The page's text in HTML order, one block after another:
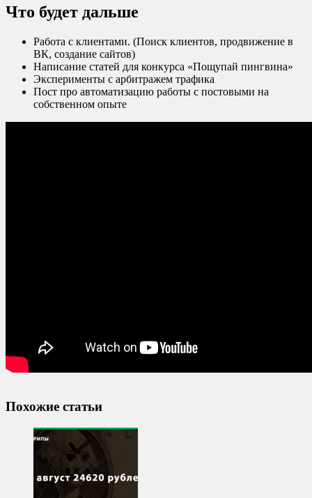
Что будет дальше
Работа с клиентами. (Поиск клиентов, продвижение в
ВК, создание сайтов)
Написание статей для конкурса «Пощупай пингвина»
Эксперименты с арбитражем трафика
Пост про автоматизацию работы с постовыми на
собственном опыте
Похожие статьи